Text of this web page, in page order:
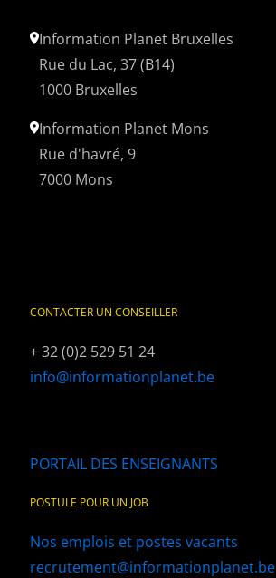
Information Planet Bruxelles
Rue du Lac, 37 (B14)
1000 Bruxelles
Information Planet Mons
Rue d'havré, 9
7000 Mons
CONTACTER UN CONSEILLER
+ 32 (0)2 529 51 24
info@informationplanet.be
PORTAIL DES ENSEIGNANTS
POSTULE POUR UN JOB
Nos emplois et postes vacants
recrutement@informationplanet.be